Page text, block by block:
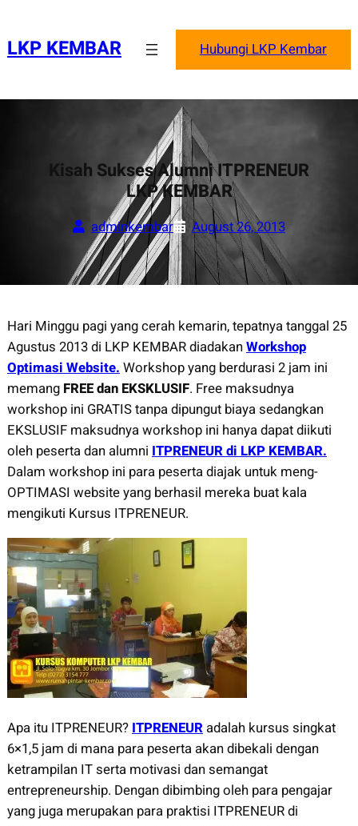
content
LKP KEMBAR Hubungi LKP Kembar
Kisah Sukses Alumni ITPRENEUR
LKP KEMBAR
adminkembar August 26, 2013
Hari Minggu pagi yang cerah kemarin, tepatnya tanggal 25
Agustus 2013 di LKP KEMBAR diadakanWorkshop
Optimasi Website. Workshop yang berdurasi 2 jam ini
memang FREE dan EKSKLUSIF. Free maksudnya
workshop ini GRATIS tanpa dipungut biaya sedangkan
EKSLUSIF maksudnya workshop ini hanya dapat diikuti
oleh peserta dan alumni ITPRENEUR di LKP KEMBAR.
Dalam workshop ini para peserta diajak untuk meng-
OPTIMASI website yang berhasil mereka buat kala
mengikuti Kursus ITPRENEUR.
Apa itu ITPRENEUR? ITPRENEURadalah kursus singkat
6×1,5 jam di mana para peserta akan dibekali dengan
ketrampilan IT serta motivasi dan semangat
entrepreneurship. Dengan dibimbing oleh para pengajar
yang juga merupakan para praktisi ITPRENEUR di